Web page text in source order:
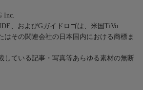
Inc.
、およびGガイドロゴは、米国TiVo
はその関連会社の日本国内における商標ま
している記事・写真等あらゆる素材の無断